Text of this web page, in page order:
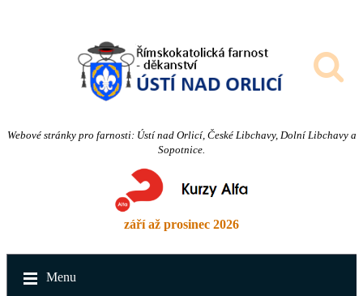
Webové stránky pro farnosti: Ústí nad Orlicí, České Libchavy, Dolní Libchavy a
Sopotnice.
září až prosinec 2026
Menu